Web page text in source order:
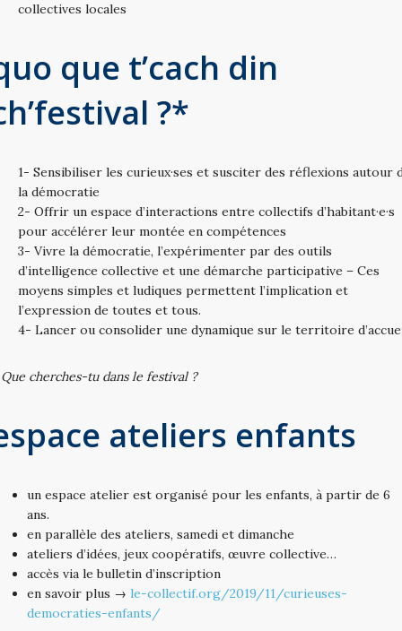
collectives locales
que t’cach din
?*
1- Sensibiliser les curieux·ses et susciter des réflexions autour
la démocratie
2- Offrir un espace d’interactions entre collectifs d’habitant·e·s
pour accélérer leur montée en compétences
3- Vivre la démocratie, l’expérimenter par des outils
d’intelligence collective et une démarche participative – Ces
moyens simples et ludiques permettent l’implication et
l’expression de toutes et tous.
4- Lancer ou consolider une dynamique sur le territoire
cherches-tu dans le festival ?
ateliers enfants
un espace atelier est organisé pour les enfants, à partir de 6
ans.
en parallèle des ateliers, samedi et dimanche
ateliers d’idées, jeux coopératifs, œuvre collective…
accès via le bulletin d’inscription
en savoir plus → le-collectif.org/2019/11/curieuses-
democraties-enfants/